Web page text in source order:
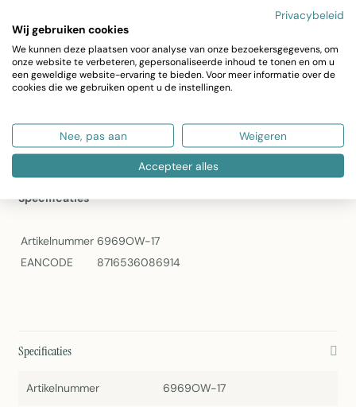
touch toe aan uw woon- of slaapkamer.
Afmeting: 45x45 cm
Kleur: Ivoor
Artikelnummer: 6969OW-17
Geschikt voor modern en klassiek interieur
Linen & More Cushion Tafeta Damask 45x45 cm Ivoor
Specificaties
Artikelnummer 6969OW-17
EANCODE
8716536086914
Specificaties
Artikelnummer 6969OW-17
Privacybeleid
Wij gebruiken cookies
We kunnen deze plaatsen voor analyse van onze bezoekersgegevens, om
onze website te verbeteren, gepersonaliseerde inhoud te tonen en om u
een geweldige website-ervaring te bieden. Voor meer informatie over de
cookies die we gebruiken opent u de instellingen.
Nee, pas aan Weigeren
Accepteer alles